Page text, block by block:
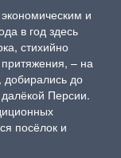
и
в год здесь
стихийно
– на
до
Персии.
посёлок и